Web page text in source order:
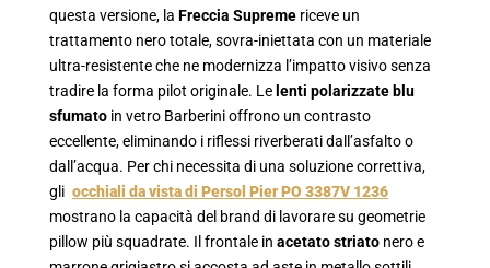
questa versione, la Freccia Supreme riceve un
trattamento nero totale, sovra-iniettata con un materiale
ultra-resistente che ne modernizza l’impatto visivo senza
tradire la forma pilot originale. Le lenti polarizzate blu
sfumato in vetro Barberini offrono un contrasto
eccellente, eliminando i riflessi riverberati dall’asfalto o
dall’acqua. Per chi necessita di una soluzione correttiva,
gli occhiali da vista di Persol Pier PO 3387V 1236
mostrano la capacità del brand di lavorare su geometrie
pillow più squadrate. Il frontale in acetato striato nero e